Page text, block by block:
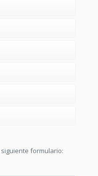
siguiente formulario: